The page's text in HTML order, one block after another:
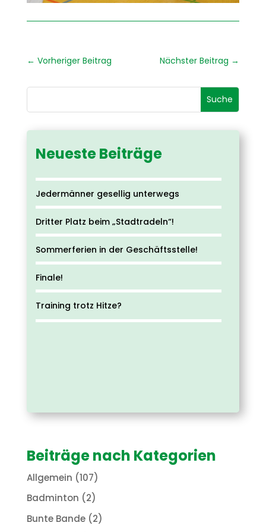
← Vorheriger Beitrag Nächster Beitrag →
Neueste Beiträge
Jedermänner gesellig unterwegs
Dritter Platz beim „Stadtradeln“!
Sommerferien in der Geschäftsstelle!
Finale!
Training trotz Hitze?
Beiträge nach Kategorien
Allgemein (107)
Badminton (2)
Bunte Bande(2)